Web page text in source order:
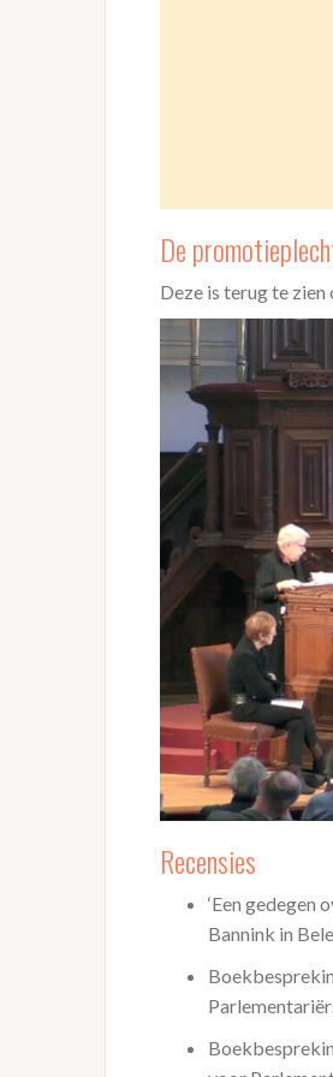
De
Deze is terug te zien
Recensies
‘Een gedegen
Bannink in